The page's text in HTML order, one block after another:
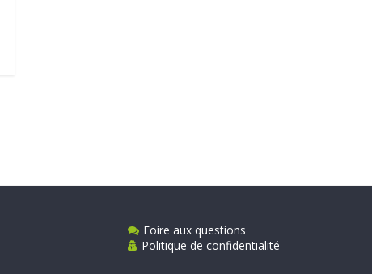
Foire aux questions
Politique de confidentialité